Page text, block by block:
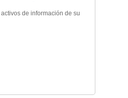
de información de su